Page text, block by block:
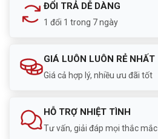
ĐỔI TRẢ DỄ DÀNG
1 đổi 1 trong 7 ngày
GIÁ LUÔN LUÔN RẺ NHẤT
Giá cả hợp lý, nhiều ưu đãi tốt
HỖ TRỢ NHIỆT TÌNH
Tư vấn, giải đáp mọi thắc mắc